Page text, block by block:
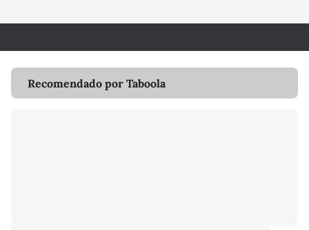
Recomendado por Taboola